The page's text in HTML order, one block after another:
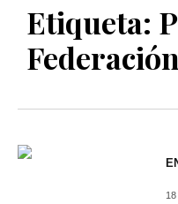
Etiqueta:
Federación